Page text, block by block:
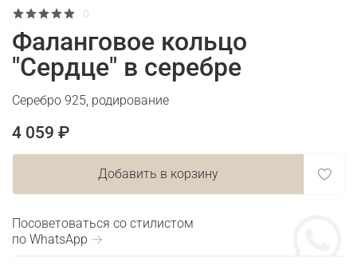
0
Фаланговое кольцо
"Сердце" в серебре
Серебро 925, родирование
4 059 ₽
Добавить в корзину
Посоветоваться со стилистом
по WhatsApp →